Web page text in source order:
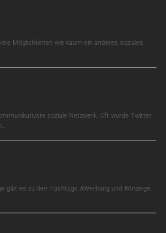
Möglichkeiten wie kaum ein anderes soziales
soziale Netzwerk. Oft wurde Twitter
gibt es zu den Hashtags #Werbung und #Anzeige.